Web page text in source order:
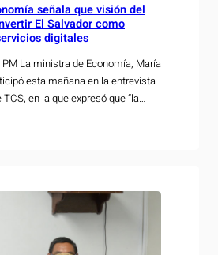
señala que visión del
El Salvador como
digitales
La ministra de Economía, María
esta mañana en la entrevista
en la que expresó que “la
de nuestra gestión que